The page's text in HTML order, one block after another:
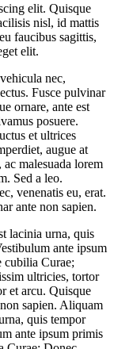
elit. Quisque
nisl, id mattis
faucibus sagittis,
elit.
nec,
Fusce pulvinar
ornare, ante est
posuere.
et ultrices
augue at
malesuada lorem
Sed a leo.
venenatis eu, erat.
ante non sapien.
lacinia urna, quis
ante ipsum
cubilia Curae;
ultricies, tortor
et arcu. Quisque
sapien. Aliquam
quis tempor
ante ipsum primis